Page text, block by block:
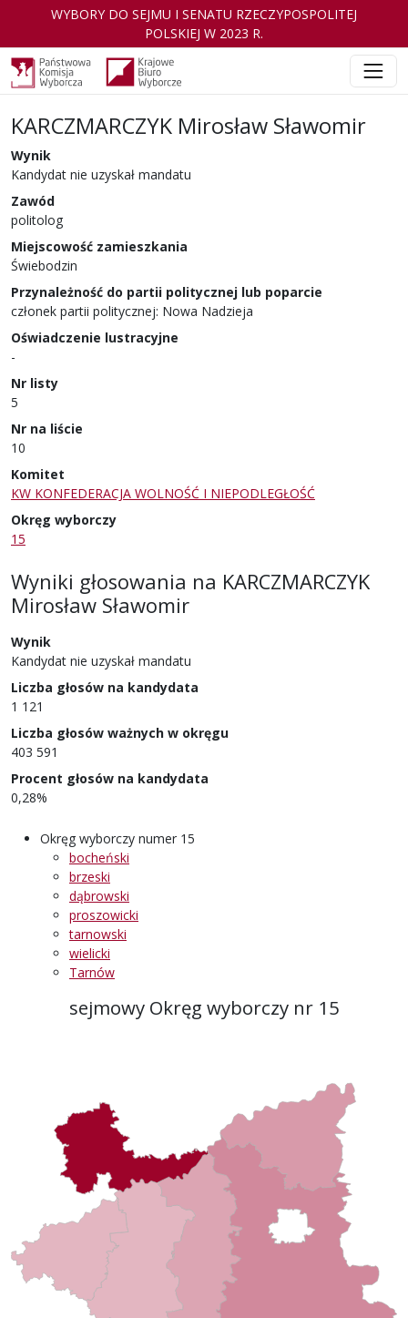
WYBORY DO SEJMU I SENATU RZECZYPOSPOLITEJ
POLSKIEJ W 2023 R.
KARCZMARCZYK Mirosław Sławomir
Wynik
Kandydat nie uzyskał mandatu
Zawód
politolog
Miejscowość zamieszkania
Świebodzin
Przynależność do partii politycznej lub poparcie
członek partii politycznej: Nowa Nadzieja
Oświadczenie lustracyjne
-
Nr listy
5
Nr na liście
10
Komitet
KW KONFEDERACJA WOLNOŚĆ I NIEPODLEGŁOŚĆ
Okręg wyborczy
15
Wyniki głosowania na KARCZMARCZYK
Mirosław Sławomir
Wynik
Kandydat nie uzyskał mandatu
Liczba głosów na kandydata
1 121
Liczba głosów ważnych w okręgu
403 591
Procent głosów na kandydata
0,28%
Okręg wyborczy numer 15
bocheński
brzeski
dąbrowski
proszowicki
tarnowski
wielicki
Tarnów
sejmowy Okręg wyborczy nr 15